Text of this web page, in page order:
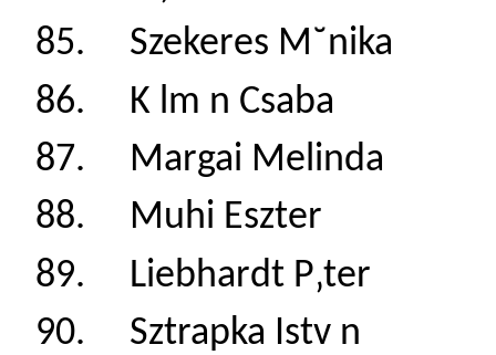
85. Szekeres
86. K lm n
87. Margai
88. Muhi
89. Liebhardt
90. Sztrapka